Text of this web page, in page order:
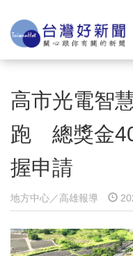
高市光電智
跑 總獎金
握申請
地方中心／高雄報導